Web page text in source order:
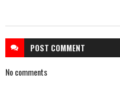
POST COMMENT
No comments